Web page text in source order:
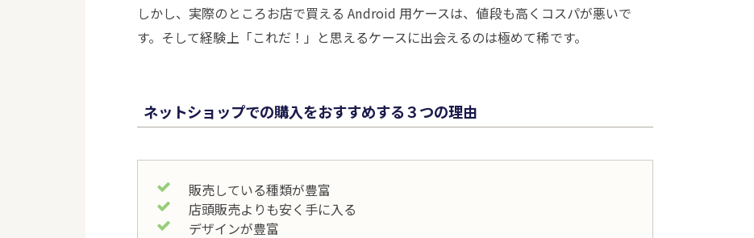
しかし、実際のところお店で買える Android 用ケースは、値段も高くコスパが悪いで
す。そして経験上「これだ！」と思えるケースに出会えるのは極めて稀です。
ネットショップでの購入をおすすめする３つの理由
販売している種類が豊富
店頭販売よりも安く手に入る
デザインが豊富